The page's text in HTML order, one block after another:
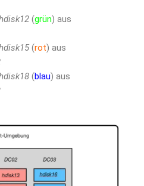
(grün) aus
(rot) aus
(blau) aus